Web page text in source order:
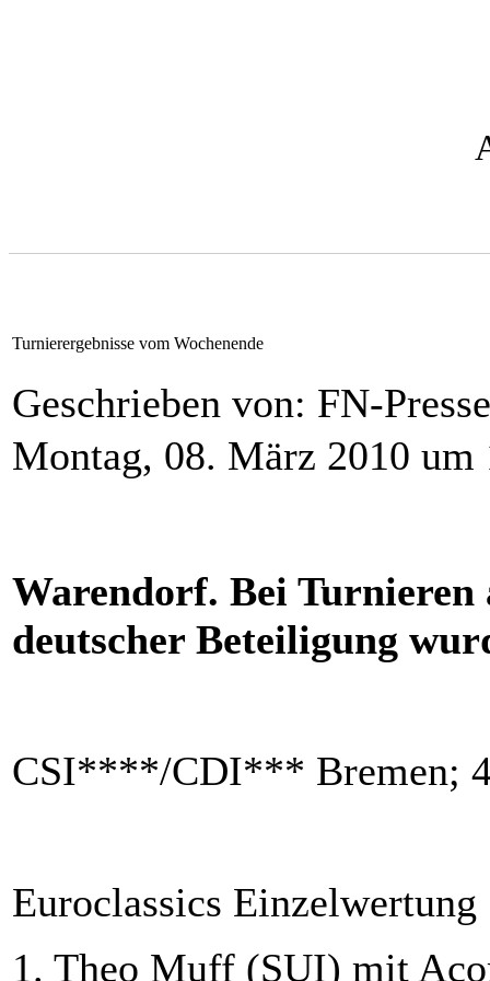
Turnierergebnisse vom Wochenende
Geschrieben von: FN-
Montag, 08. März 2010 um
Warendorf. Bei Turnieren
deutscher Beteiligung
CSI****/CDI*** Bremen;
Euroclassics Einzelwertung
1. Theo Muff (SUI) mit